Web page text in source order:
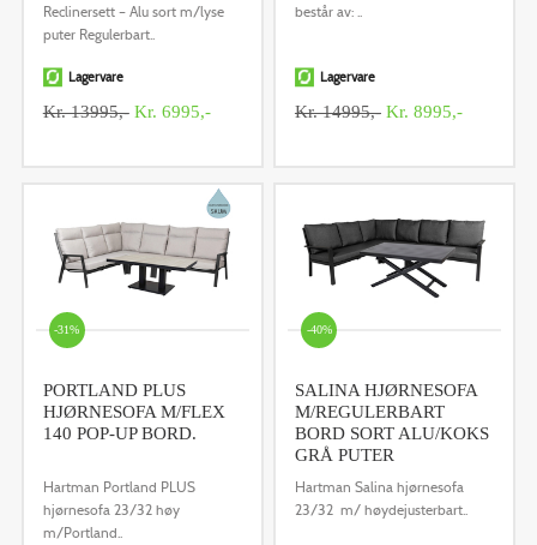
Reclinersett – Alu sort m/lyse
puter Regulerbart..
Lagervare
Kr. 13995,-Kr. 6995,-
består av: ..
Lagervare
Kr. 14995,-Kr. 8995,-
-31%
PORTLAND PLUS
HJØRNESOFA M/FLEX
140 POP-UP BORD.
Hartman Portland PLUS
hjørnesofa 23/32 høy
m/Portland..
-40%
SALINA HJØRNESOFA
M/REGULERBART
BORD SORT ALU/KOKS
GRÅ PUTER
Hartman Salina hjørnesofa
23/32 m/ høydejusterbart..